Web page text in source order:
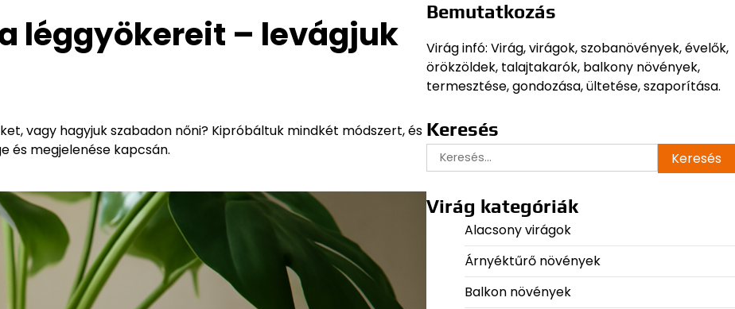
léggyökereit – levágjuk
vagy hagyjuk szabadon nőni? Kipróbáltuk mindkét módszert, és
és megjelenése kapcsán.
Bemutatkozás
Virág infó: Virág, virágok, szobanövények, évelők,
örökzöldek, talajtakarók, balkony növények,
termesztése, gondozása, ültetése, szaporítása.
Keresés
Keresés:
Virág kategóriák
Alacsony virágok
Árnyéktűrő növények
Balkon növények